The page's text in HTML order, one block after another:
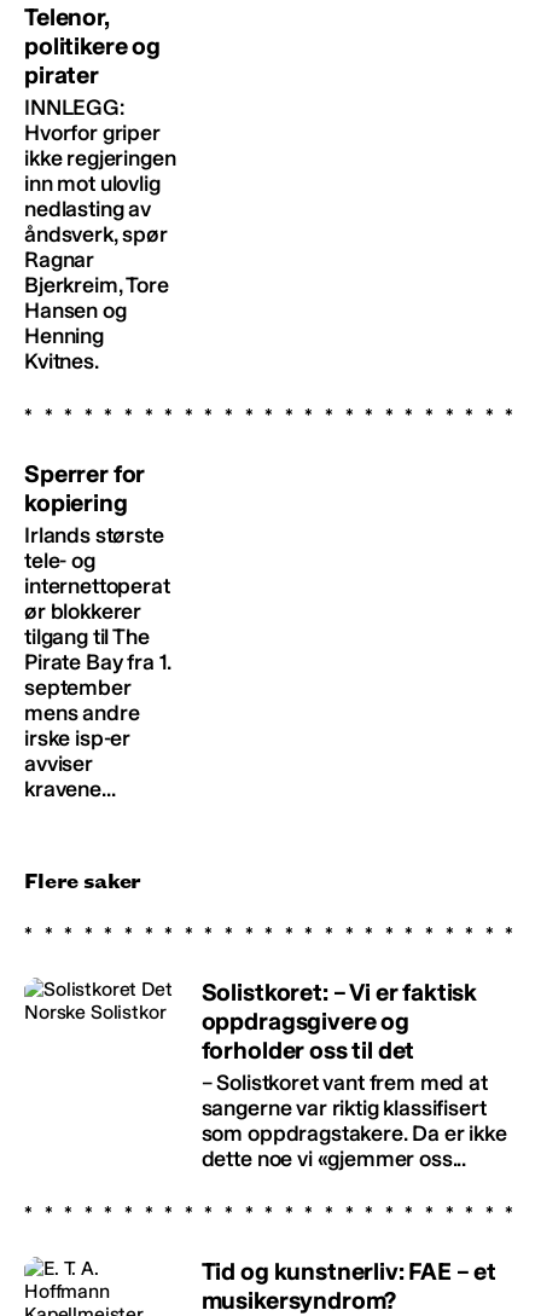
Telenor,
politikere og
pirater
INNLEGG:
Hvorfor griper
ikke regjeringen
inn mot ulovlig
nedlasting av
åndsverk, spør
Ragnar
Bjerkreim, Tore
Hansen og
Henning
Kvitnes.
Sperrer for
kopiering
Irlands største
tele- og
internettoperat
ør blokkerer
tilgang til The
Pirate Bay fra 1.
september
mens andre
irske isp-er
avviser
kravene...
Flere saker
Solistkoret: – Vi er faktisk
oppdragsgivere og
forholder oss til det
– Solistkoret vant frem med at
sangerne var riktig klassifisert
som oppdragstakere. Da er ikke
dette noe vi «gjemmer oss...
Tid og kunstnerliv: FAE – et
musikersyndrom?